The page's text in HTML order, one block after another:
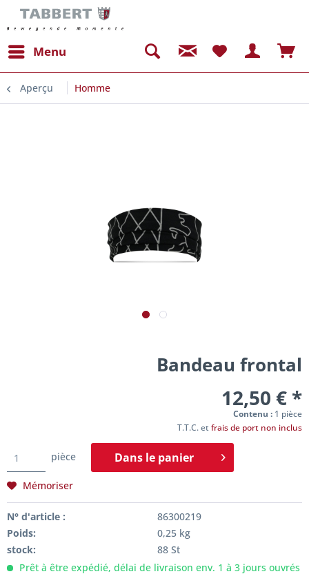
Menu
Aperçu Homme
Bandeau frontal
12,50 € *
Contenu : 1 pièce
T.T.C. etfrais de port non inclus
pièce Dans le panier
Mémoriser
N° d'article :
86300219
Poids:
0,25 kg
stock:
88 St
Prêt à être expédié, délai de livraison env. 1 à 3 jours ouvrés